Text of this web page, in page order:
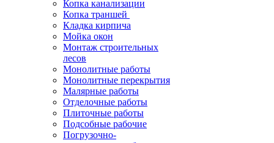
Копка канализации
Копка траншей
Кладка кирпича
Мойка окон
Монтаж строительных
лесов
Монолитные работы
Монолитные перекрытия
Малярные работы
Отделочные работы
Плиточные работы
Подсобные рабочие
Погрузочно-